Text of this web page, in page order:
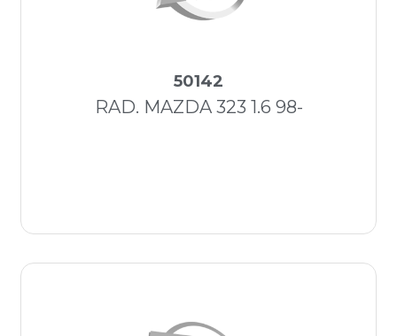
50142
RAD. MAZDA 323 1.6 98-